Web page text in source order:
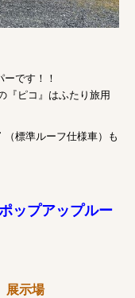
です！！
『ピコ』はふたり旅用
（標準ルーフ仕様車）も
ップアップルー
示場